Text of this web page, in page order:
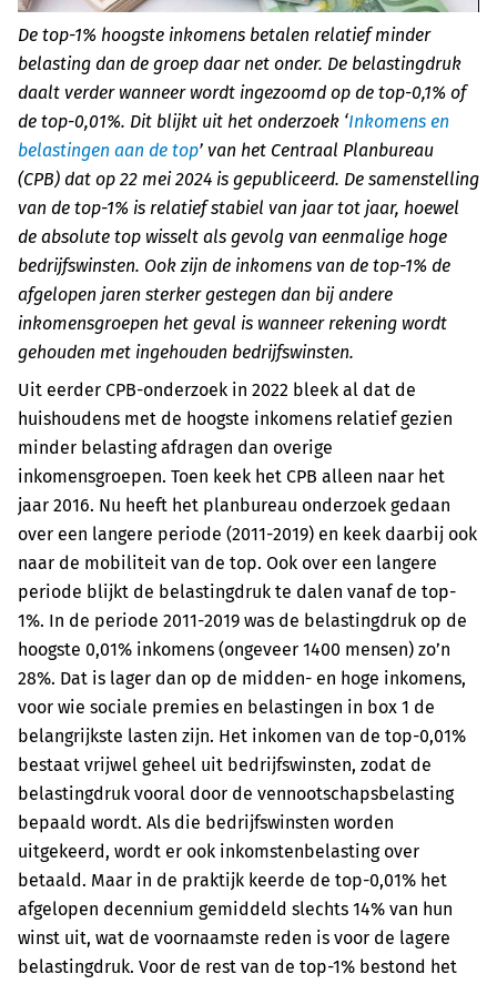
De top-1% hoogste inkomens betalen relatief minder
belasting dan de groep daar net onder. De belastingdruk
daalt verder wanneer wordt ingezoomd op de top-0,1% of
de top-0,01%. Dit blijkt uit het onderzoek ‘Inkomens en
belastingen aan de top’ van het Centraal Planbureau
(CPB) dat op 22 mei 2024 is gepubliceerd. De samenstelling
van de top-1% is relatief stabiel van jaar tot jaar, hoewel
de absolute top wisselt als gevolg van eenmalige hoge
bedrijfswinsten. Ook zijn de inkomens van de top-1% de
afgelopen jaren sterker gestegen dan bij andere
inkomensgroepen het geval is wanneer rekening wordt
gehouden met ingehouden bedrijfswinsten.
Uit eerder CPB-onderzoek in 2022 bleek al dat de
huishoudens met de hoogste inkomens relatief gezien
minder belasting afdragen dan overige
inkomensgroepen. Toen keek het CPB alleen naar het
jaar 2016. Nu heeft het planbureau onderzoek gedaan
over een langere periode (2011-2019) en keek daarbij ook
naar de mobiliteit van de top. Ook over een langere
periode blijkt de belastingdruk te dalen vanaf de top-
1%. In de periode 2011-2019 was de belastingdruk op de
hoogste 0,01% inkomens (ongeveer 1400 mensen) zo’n
28%. Dat is lager dan op de midden- en hoge inkomens,
voor wie sociale premies en belastingen in box 1 de
belangrijkste lasten zijn. Het inkomen van de top-0,01%
bestaat vrijwel geheel uit bedrijfswinsten, zodat de
belastingdruk vooral door de vennootschapsbelasting
bepaald wordt. Als die bedrijfswinsten worden
uitgekeerd, wordt er ook inkomstenbelasting over
betaald. Maar in de praktijk keerde de top-0,01% het
afgelopen decennium gemiddeld slechts 14% van hun
winst uit, wat de voornaamste reden is voor de lagere
belastingdruk. Voor de rest van de top-1% bestond het